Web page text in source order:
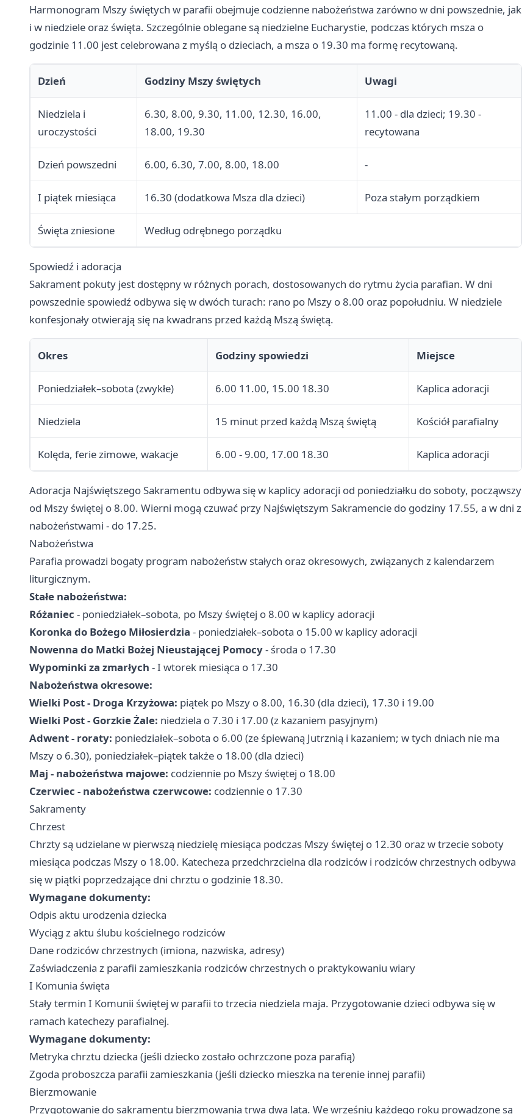
Harmonogram Mszy świętych w parafii obejmuje codzienne nabożeństwa zarówno w dni powszednie, jak
i w niedziele oraz święta. Szczególnie oblegane są niedzielne Eucharystie, podczas których msza o
godzinie 11.00 jest celebrowana z myślą o dzieciach, a msza o 19.30 ma formę recytowaną.
Dzień Godziny Mszy świętych Uwagi
Niedziela i
uroczystości
6.30, 8.00, 9.30, 11.00, 12.30, 16.00,
18.00, 19.30
11.00 - dla dzieci; 19.30 -
recytowana
Dzień powszedni 6.00, 6.30, 7.00, 8.00, 18.00 -
I piątek miesiąca 16.30 (dodatkowa Msza dla dzieci) Poza stałym porządkiem
Święta zniesione Według odrębnego porządku
Spowiedź i adoracja
Sakrament pokuty jest dostępny w różnych porach, dostosowanych do rytmu życia parafian. W dni
powszednie spowiedź odbywa się w dwóch turach: rano po Mszy o 8.00 oraz popołudniu. W niedziele
konfesjonały otwierają się na kwadrans przed każdą Mszą świętą.
Okres Godziny spowiedzi Miejsce
Poniedziałek–sobota (zwykłe) 6.00 11.00, 15.00 18.30 Kaplica adoracji
Niedziela 15 minut przed każdą Mszą świętą Kościół parafialny
Kolęda, ferie zimowe, wakacje 6.00 - 9.00, 17.00 18.30 Kaplica adoracji
Adoracja Najświętszego Sakramentu odbywa się w kaplicy adoracji od poniedziałku do soboty, począwszy
od Mszy świętej o 8.00. Wierni mogą czuwać przy Najświętszym Sakramencie do godziny 17.55, a w dni z
nabożeństwami - do 17.25.
Nabożeństwa
Parafia prowadzi bogaty program nabożeństw stałych oraz okresowych, związanych z kalendarzem
liturgicznym.
Stałe nabożeństwa:
Różaniec - poniedziałek–sobota, po Mszy świętej o 8.00 w kaplicy adoracji
Koronka do Bożego Miłosierdzia - poniedziałek–sobota o 15.00 w kaplicy adoracji
Nowenna do Matki Bożej Nieustającej Pomocy- środa o 17.30
Wypominki za zmarłych - I wtorek miesiąca o 17.30
Nabożeństwa okresowe:
Wielki Post - Droga Krzyżowa: piątek po Mszy o 8.00, 16.30 (dla dzieci), 17.30 i 19.00
Wielki Post - Gorzkie Żale: niedziela o 7.30 i 17.00 (z kazaniem pasyjnym)
Adwent - roraty: poniedziałek–sobota o 6.00 (ze śpiewaną Jutrznią i kazaniem; w tych dniach nie ma
Mszy o 6.30), poniedziałek–piątek także o 18.00 (dla dzieci)
Maj - nabożeństwa majowe: codziennie po Mszy świętej o 18.00
Czerwiec - nabożeństwa czerwcowe: codziennie o 17.30
Sakramenty
Chrzest
Chrzty są udzielane w pierwszą niedzielę miesiąca podczas Mszy świętej o 12.30 oraz w trzecie soboty
miesiąca podczas Mszy o 18.00. Katecheza przedchrzcielna dla rodziców i rodziców chrzestnych odbywa
się w piątki poprzedzające dni chrztu o godzinie 18.30.
Wymagane dokumenty:
Odpis aktu urodzenia dziecka
Wyciąg z aktu ślubu kościelnego rodziców
Dane rodziców chrzestnych (imiona, nazwiska, adresy)
Zaświadczenia z parafii zamieszkania rodziców chrzestnych o praktykowaniu wiary
I Komunia święta
Stały termin I Komunii świętej w parafii to trzecia niedziela maja. Przygotowanie dzieci odbywa się w
ramach katechezy parafialnej.
Wymagane dokumenty:
Metryka chrztu dziecka (jeśli dziecko zostało ochrzczone poza parafią)
Zgoda proboszcza parafii zamieszkania (jeśli dziecko mieszka na terenie innej parafii)
Bierzmowanie
Przygotowanie do sakramentu bierzmowania trwa dwa lata. We wrześniu każdego roku prowadzone są